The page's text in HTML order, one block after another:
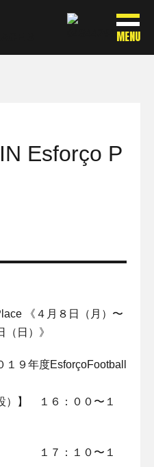
MENU
Esforço P
《４月８日（月）〜
（日）》
９年度EsforçoFootball
）】 １６：００〜１
】 １７：１０〜１